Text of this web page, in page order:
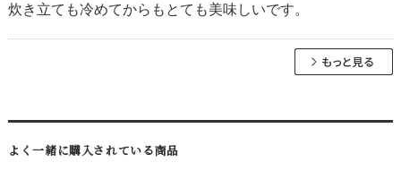
炊き立ても冷めてからもとても美味しいです。
よく一緒に購入されている商品